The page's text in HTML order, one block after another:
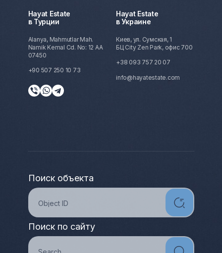
Hayat Estate
в Турции
Alanya, Mahmutlar Mah.
Namik Kemal Cd. No: 12 AA
07450
+90 507 250 10 73
Hayat Estate
в Украине
Киев, ул. Сумская, 1
БЦ City Zen Park, офис 700
+38 093 757 20 07
info@hayatestate.com
Поиск объекта
Поиск по сайту